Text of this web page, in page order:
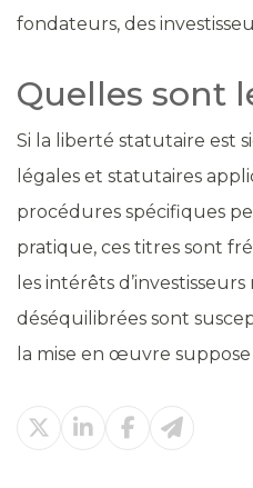
fondateurs, des
Quelles sont
Si la liberté statutaire est
légales et statutaires
procédures spécifiques
pratique, ces titres sont
les intérêts
déséquilibrées sont
la mise en œuvre